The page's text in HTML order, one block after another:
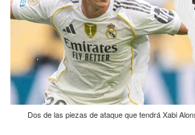
Dos de las piezas de ataque que tendrá Xabi